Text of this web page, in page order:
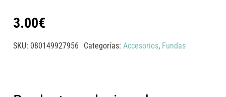
3.00€
SKU: 080149927956 Categorías: Accesorios, Fundas